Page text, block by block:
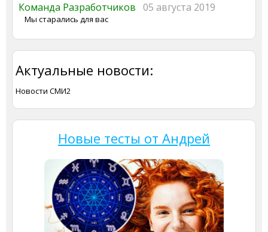
Команда Разработчиков 05 августа 2019
Мы старались для вас
Актуальные новости:
Новости СМИ2
Новые тесты от Андрей